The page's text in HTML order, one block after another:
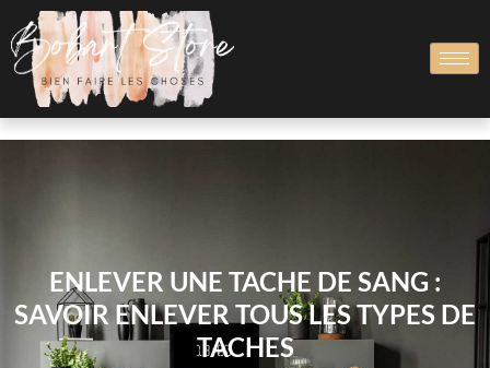
ENLEVER UNE TACHE DE SANG :
SAVOIR ENLEVER TOUS LES TYPES DE
TACHES